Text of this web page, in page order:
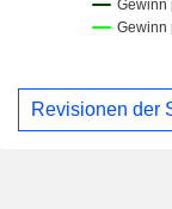
Revisionen der